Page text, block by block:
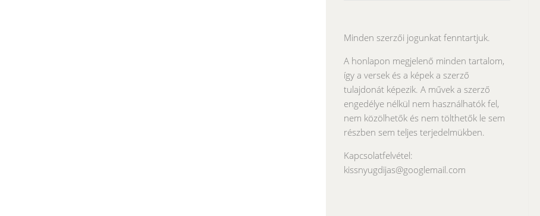
Minden szerzői jogunkat fenntartjuk.
A honlapon megjelenő minden tartalom,
így a versek és a képek a szerző
tulajdonát képezik. A művek a szerző
engedélye nélkül nem használhatók fel,
nem közölhetők és nem tölthetők le sem
részben sem teljes terjedelmükben.
Kapcsolatfelvétel:
kissnyugdijas@googlemail.com